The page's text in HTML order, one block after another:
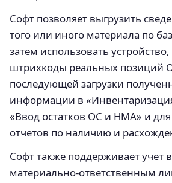
Софт позволяет выгрузить
того или иного материала по
затем использовать
штрихкоды реальных позиций
последующей загрузки
информации в
«Ввод остатков ОС и НМА» и
отчетов по наличию и
Софт также поддерживает учет
материально-ответственным